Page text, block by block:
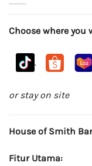
Choose where you
.
or stay on site
House of Smith
Fitur Utama: